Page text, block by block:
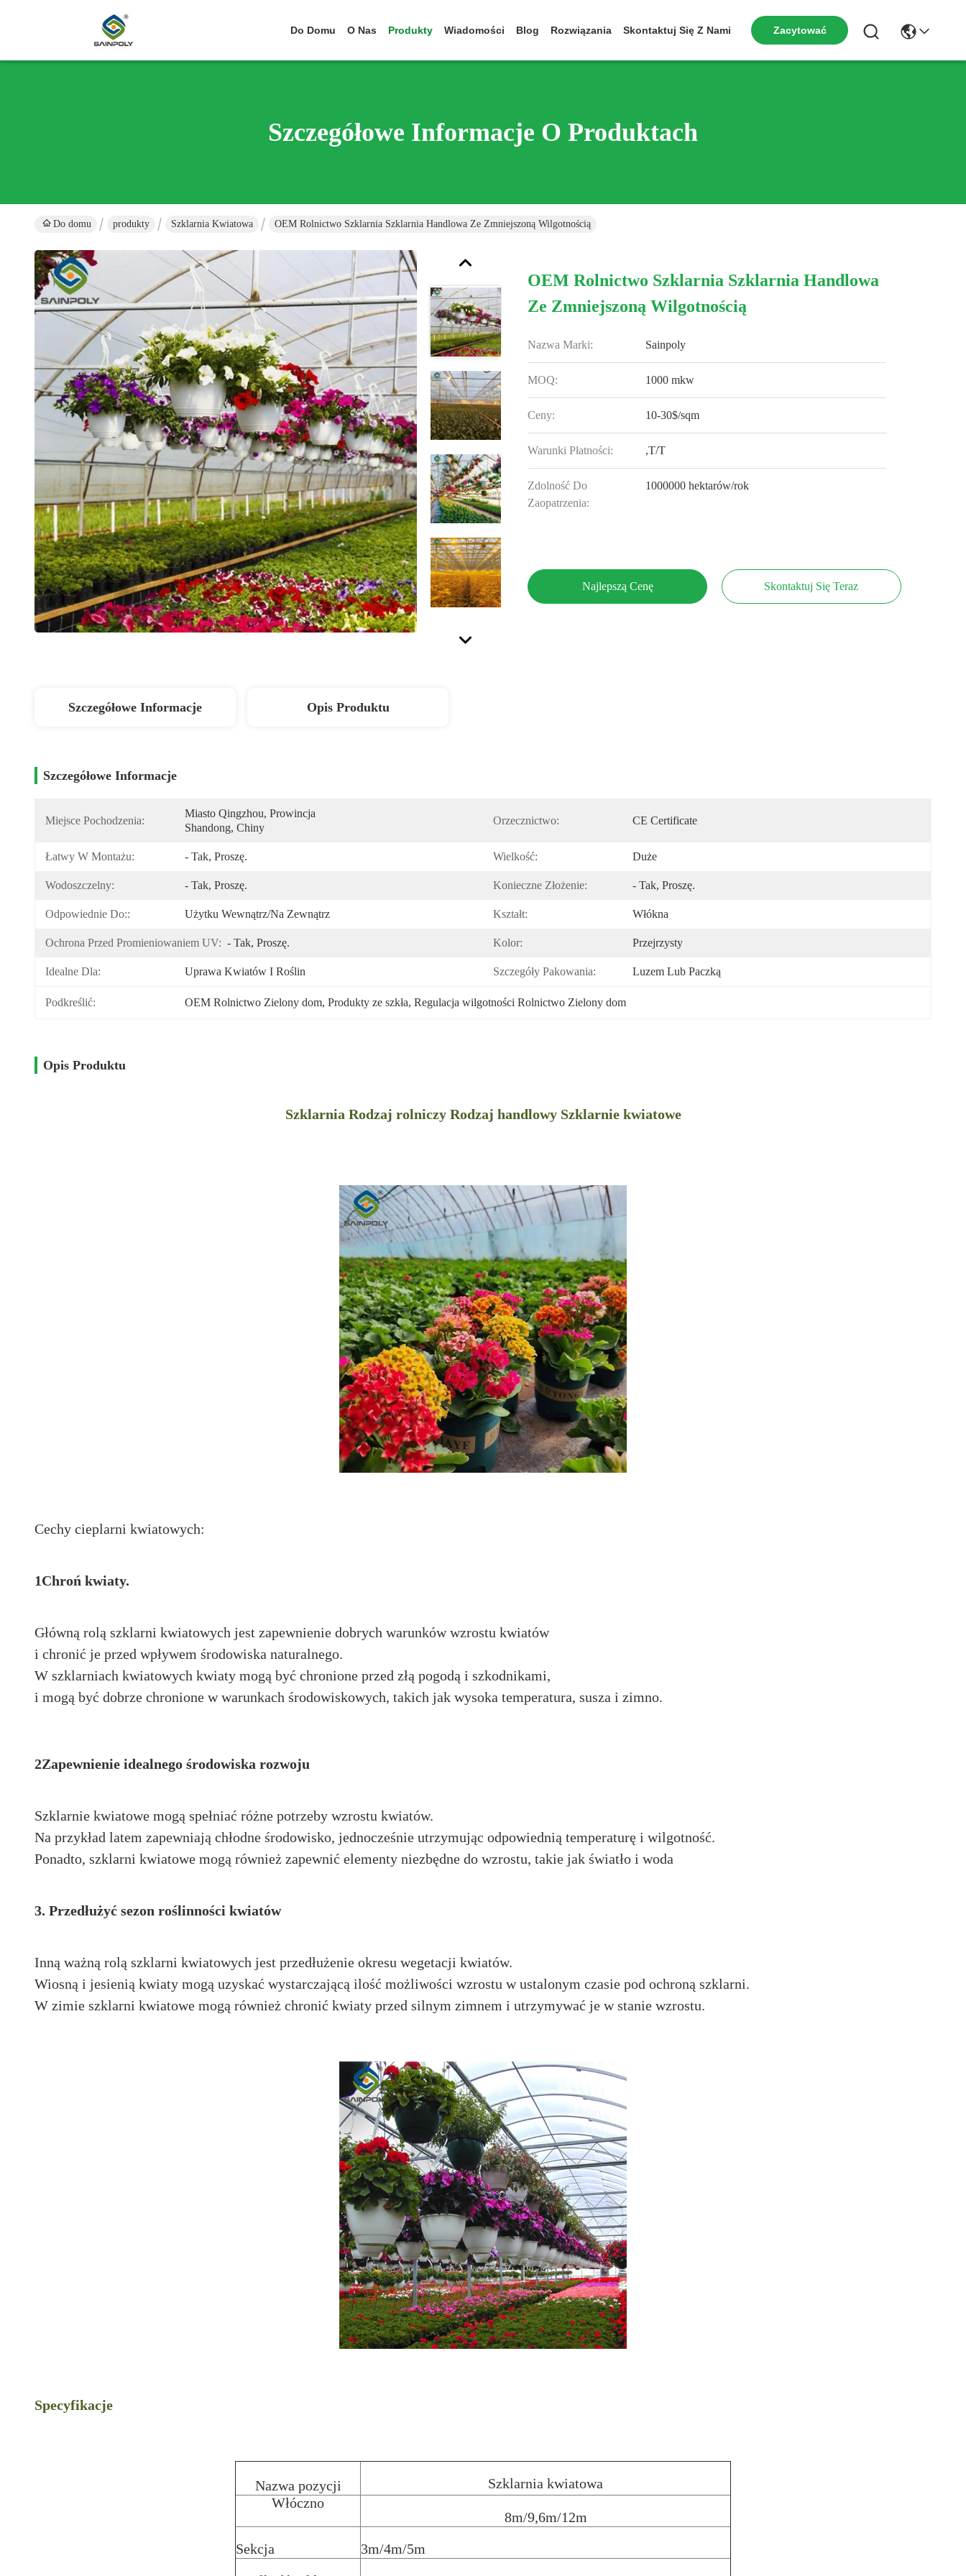
Do Domu O Nas Produkty Wiadomości Blog Rozwiązania Skontaktuj Się Z Nami Zacytować
Szczegółowe Informacje O Produktach
Do domu produkty Szklarnia Kwiatowa OEM Rolnictwo Szklarnia Szklarnia Handlowa Ze Zmniejszoną Wilgotnością
OEM Rolnictwo Szklarnia Szklarnia Handlowa
Ze Zmniejszoną Wilgotnością
Nazwa Marki: Sainpoly
MOQ: 1000 mkw
Ceny: 10-30$/sqm
Warunki Płatności: ,T/T
Zdolność Do
Zaopatrzenia:
1000000 hektarów/rok
Najlepszą Cenę Skontaktuj Się Teraz
Szczegółowe Informacje Opis Produktu
Szczegółowe Informacje
Miejsce Pochodzenia:
Miasto Qingzhou, Prowincja
Shandong, Chiny
Orzecznictwo: CE Certificate
Łatwy W Montażu: - Tak, Proszę. Wielkość: Duże
Wodoszczelny: - Tak, Proszę. Konieczne Złożenie: - Tak, Proszę.
Odpowiednie Do:: Użytku Wewnątrz/na Zewnątrz Kształt: Włókna
Ochrona Przed Promieniowaniem UV: - Tak, Proszę. Kolor: Przejrzysty
Idealne Dla: Uprawa Kwiatów I Roślin Szczegóły Pakowania: Luzem Lub Paczką
Podkreślić: OEM Rolnictwo Zielony dom, Produkty ze szkła, Regulacja wilgotności Rolnictwo Zielony dom
Opis Produktu
Szklarnia Rodzaj rolniczy Rodzaj handlowy Szklarnie kwiatowe
Cechy cieplarni kwiatowych:
1Chroń kwiaty.
Główną rolą szklarni kwiatowych jest zapewnienie dobrych warunków wzrostu kwiatów
i chronić je przed wpływem środowiska naturalnego.
W szklarniach kwiatowych kwiaty mogą być chronione przed złą pogodą i szkodnikami,
i mogą być dobrze chronione w warunkach środowiskowych, takich jak wysoka temperatura, susza i zimno.
2Zapewnienie idealnego środowiska rozwoju
Szklarnie kwiatowe mogą spełniać różne potrzeby wzrostu kwiatów.
Na przykład latem zapewniają chłodne środowisko, jednocześnie utrzymując odpowiednią temperaturę i wilgotność.
Ponadto, szklarni kwiatowe mogą również zapewnić elementy niezbędne do wzrostu, takie jak światło i woda
3. Przedłużyć sezon roślinności kwiatów
Inną ważną rolą szklarni kwiatowych jest przedłużenie okresu wegetacji kwiatów.
Wiosną i jesienią kwiaty mogą uzyskać wystarczającą ilość możliwości wzrostu w ustalonym czasie pod ochroną szklarni.
W zimie szklarni kwiatowe mogą również chronić kwiaty przed silnym zimnem i utrzymywać je w stanie wzrostu.
Specyfikacje
Nazwa pozycji
Szklarnia kwiatowa
Włóczno
8m/9,6m/12m
Sekcja
3m/4m/5m